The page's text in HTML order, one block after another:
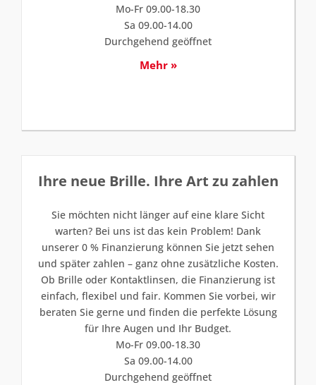
Mo-Fr 09.00-18.30
Sa 09.00-14.00
Durchgehend geöffnet
Mehr »
Ihre neue Brille. Ihre Art zu zahlen
Sie möchten nicht länger auf eine klare Sicht
warten? Bei uns ist das kein Problem! Dank
unserer 0 % Finanzierung können Sie jetzt sehen
und später zahlen – ganz ohne zusätzliche Kosten.
Ob Brille oder Kontaktlinsen, die Finanzierung ist
einfach, flexibel und fair. Kommen Sie vorbei, wir
beraten Sie gerne und finden die perfekte Lösung
für Ihre Augen und Ihr Budget.
Mo-Fr 09.00-18.30
Sa 09.00-14.00
Durchgehend geöffnet